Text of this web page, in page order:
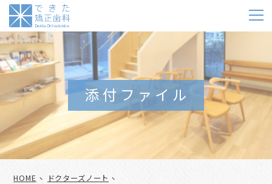
添付ファイル
HOME
ドクターズノート